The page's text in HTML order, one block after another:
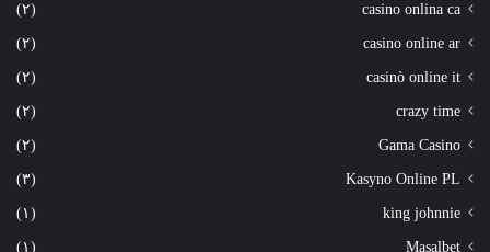
casino onlina ca (٢)
casino online ar (٢)
casinò online it (٢)
crazy time (٢)
Gama Casino (٢)
Kasyno Online PL (٣)
king johnnie (١)
Masalbet (١)